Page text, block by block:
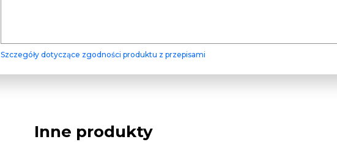
Szczegóły dotyczące zgodności produktu z przepisami
Inne produkty